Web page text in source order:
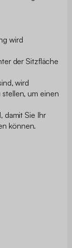
wird
der Sitzfläche
wird
um einen
damit Sie Ihr
können.